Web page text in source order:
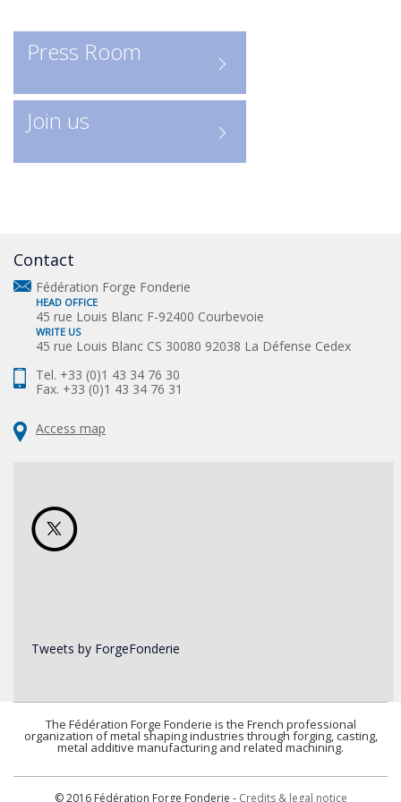
directement à l’annuaire numérique
Consulter les entreprises :
Un outil indispensable pour
découvrir les acteurs clés de la
Press Room
Join us
Contact
Fédération Forge Fonderie
HEAD OFFICE
45 rue Louis Blanc F-92400 Courbevoie
WRITE US
45 rue Louis Blanc CS 30080 92038 La Défense Cedex
Tel. +33 (0)1 43 34 76 30
Fax. +33 (0)1 43 34 76 31
Access map
Tweets by ForgeFonderie
The Fédération Forge Fonderie is the French professional
organization of metal shaping industries through forging, casting,
metal additive manufacturing and related machining.
© 2016 Fédération Forge Fonderie - Credits & legal notice